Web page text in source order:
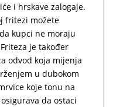
i hrskave zalogaje.
fritezi možete
kupci ne moraju
je također
odvod koja mijenja
u dubokom
rvice koje tonu na
da ostaci